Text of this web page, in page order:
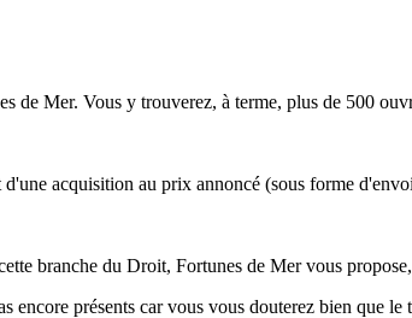
de Mer. Vous y trouverez, à terme, plus de 500
acquisition au prix annoncé (sous forme
branche du Droit, Fortunes de Mer vous
encore présents car vous vous douterez bien que